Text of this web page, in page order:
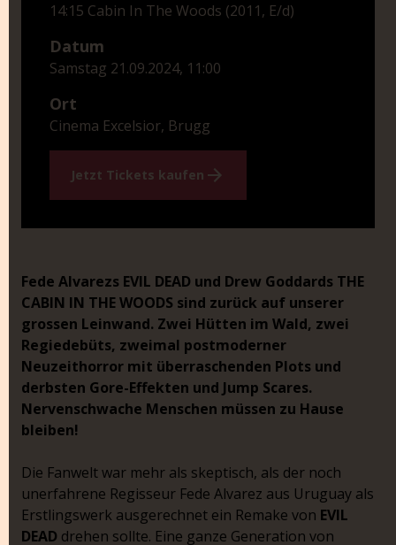
Fede Alvarezs EVIL DEAD und Drew Goddards THE
CABIN IN THE WOODS sind zurück auf unserer
grossen Leinwand. Zwei Hütten im Wald, zwei
Regiedebüts, zweimal postmoderner
Neuzeithorror mit überraschenden Plots und
derbsten Gore-Effekten und Jump Scares.
Nervenschwache Menschen müssen zu Hause
bleiben!
Die Fanwelt war mehr als skeptisch, als der noch
unerfahrene Regisseur Fede Alvarez aus Uruguay als
Erstlingswerk ausgerechnet ein Remake von EVIL
DEAD drehen sollte. Eine ganze Generation von
14:15 Cabin In The Woods (2011, E/d)
Datum
Samstag 21.09.2024, 11:00
Ort
Cinema Excelsior, Brugg
Jetzt Tickets kaufen